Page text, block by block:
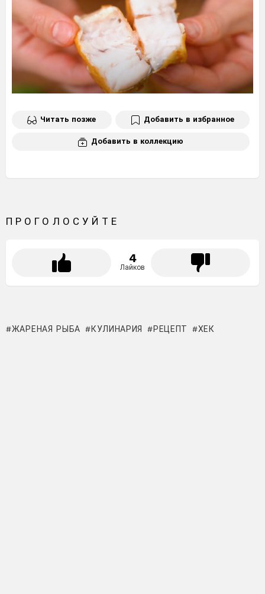
Читать позже Добавить в избранное
Добавить в коллекцию
ПРОГОЛОСУЙТЕ
4
Лайков
ЖАРЕНАЯ РЫБА КУЛИНАРИЯ РЕЦЕПТ ХЕК